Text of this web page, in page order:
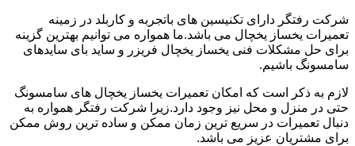
شرکت رفتگر دارای تکنیسین های باتجربه و کاربلد در زمینه
تعمیرات یخساز یخچال می باشد.ما همواره می توانیم بهترین گزینه
برای حل مشکلات فنی یخساز یخچال فریزر و ساید بای سایدهای
سامسونگ باشیم.
لازم به ذکر است که امکان تعمیرات یخساز یخچال های سامسونگ
حتی در منزل و محل نیز وجود دارد.زیرا شرکت رفتگر همواره به
دنبال تعمیرات در سریع ترین زمان ممکن و ساده ترین روش ممکن
برای مشتریان عزیز می باشد.